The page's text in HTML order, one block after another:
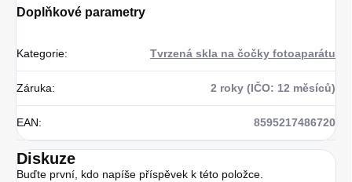
Doplňkové parametry
Kategorie: Tvrzená skla na čočky fotoaparátu
Záruka: 2 roky (IČO: 12 měsíců)
EAN: 8595217486720
Diskuze
Buďte první, kdo napíše příspěvek k této položce.